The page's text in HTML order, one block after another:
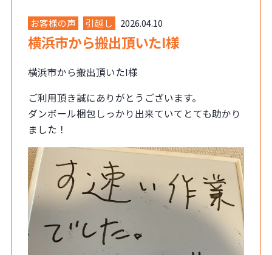
お客様の声 引越し 2026.04.10
横浜市から搬出頂いたI様
横浜市から搬出頂いたI様
ご利用頂き誠にありがとうございます。
ダンボール梱包しっかり出来ていてとても助かり
ました！